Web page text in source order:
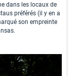
dans les locaux de
préférés (il y en a
son empreinte